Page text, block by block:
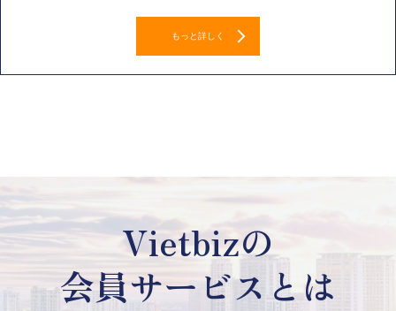
もっと詳しく
Vietbizの
会員サービスとは